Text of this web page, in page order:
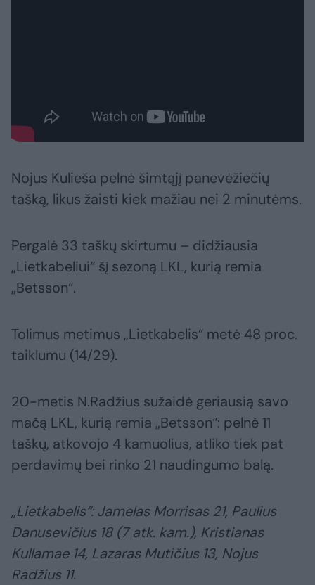
Nojus Kulieša pelnė šimtąjį panevėžiečių
tašką, likus žaisti kiek mažiau nei 2 minutėms.
Pergalė 33 taškų skirtumu – didžiausia
„Lietkabeliui“ šį sezoną LKL, kurią remia
„Betsson“.
Tolimus metimus „Lietkabelis“ metė 48 proc.
taiklumu (14/29).
20-metis N.Radžius sužaidė geriausią savo
mačą LKL, kurią remia „Betsson“: pelnė 11
taškų, atkovojo 4 kamuolius, atliko tiek pat
perdavimų bei rinko 21 naudingumo balą.
„Lietkabelis“: Jamelas Morrisas 21, Paulius
Danusevičius 18 (7 atk. kam.), Kristianas
Kullamae 14, Lazaras Mutičius 13, Nojus
Radžius 11.